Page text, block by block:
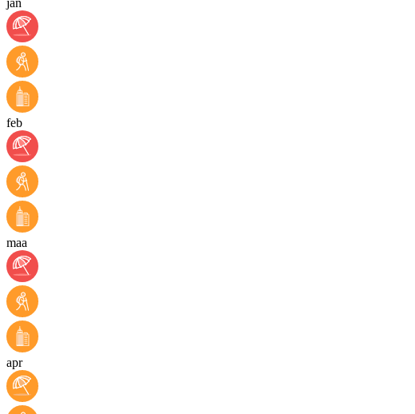
feb
maa
apr